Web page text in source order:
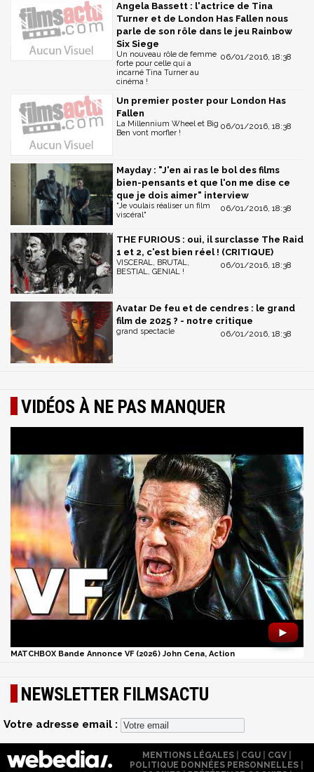
Angela Bassett : l'actrice de Tina
Turner et de London Has Fallen nous
parle de son rôle dans le jeu Rainbow
Six Siege
06/01/2016, 18:38
Un nouveau rôle de femme
forte pour celle qui a
incarné Tina Turner au
cinéma !
Un premier poster pour London Has
Fallen
06/01/2016, 18:38
La Millennium Wheel et Big
Ben vont morfler !
Mayday : "J'en ai ras le bol des films
bien-pensants et que l'on me dise ce
que je dois aimer" interview
06/01/2016, 18:38
"Je voulais réaliser un film
viscéral"
THE FURIOUS : oui, il surclasse The Raid
1 et 2, c'est bien réel ! (CRITIQUE)
06/01/2016, 18:38
VISCERAL, BRUTAL,
BESTIAL, GENIAL !
Avatar De feu et de cendres : le grand
film de 2025 ? - notre critique
06/01/2016, 18:38
grand spectacle
VIDÉOS À NE PAS MANQUER
►
MATCHBOX Bande Annonce VF (2026) John Cena, Action
NEWSLETTER FILMSACTU
Votre adresse email :
MENTIONS LÉGALES| CGU| CGV|
POLITIQUE DONNÉES PERSONNELLES